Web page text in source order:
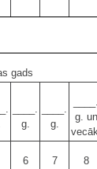
gads
____.
g.
____.
g.
g. un
6 7 8